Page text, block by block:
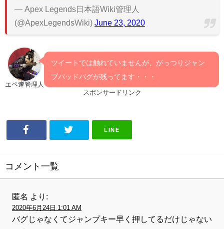
— Apex Legends日本語Wiki管理人
(@ApexLegendsWiki) June 23, 2020
エペ速管理人
ツイートでは触れていませんが、がっつりジャン
プパッドバグが残ってます・・・
スポンサードリンク
LINE
コメント一覧
匿名 より:
2020年6月24日 1:01 AM
バグじゃなくてジャンプキー早く押してるだけじゃない